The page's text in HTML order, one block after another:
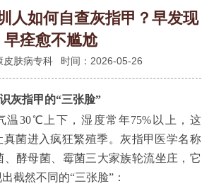
人如何自查灰指甲？早发现
早痊愈不尴尬
皮肤病专科 时间：2026-05-26
灰指甲的“三张脸”
温30℃上下，湿度常年75%以上，这
真菌进入疯狂繁殖季。灰指甲医学名称
、酵母菌、霉菌三大家族轮流坐庄，它
截然不同的“三张脸”：